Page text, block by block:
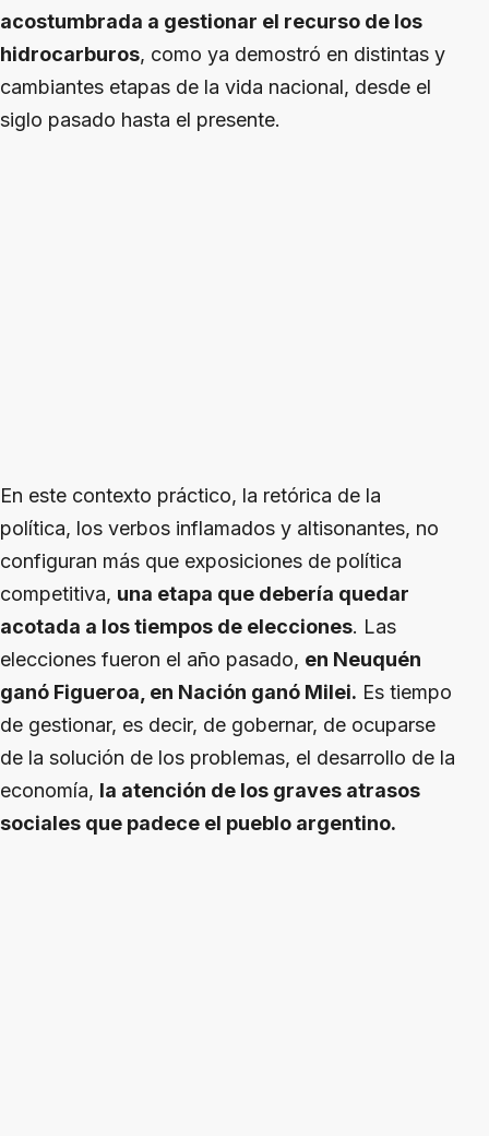
acostumbrada a gestionar el recurso de los
hidrocarburos, como ya demostró en distintas y
cambiantes etapas de la vida nacional, desde el
siglo pasado hasta el presente.
En este contexto práctico, la retórica de la
política, los verbos inflamados y altisonantes, no
configuran más que exposiciones de política
competitiva, una etapa que debería quedar
acotada a los tiempos de elecciones. Las
elecciones fueron el año pasado, en Neuquén
ganó Figueroa, en Nación ganó Milei. Es tiempo
de gestionar, es decir, de gobernar, de ocuparse
de la solución de los problemas, el desarrollo de la
economía, la atención de los graves atrasos
sociales que padece el pueblo argentino.